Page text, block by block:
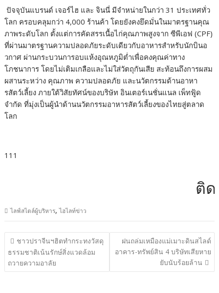
ปัจจุบันแบรนด์ เจอร์ไฮ และ จินนี่ มีจำหน่ายในกว่า 31 ประเทศทั่ว
โลก ครอบคลุมกว่า 4,000 ร้านค้า โดยยังคงยึดมั่นในมาตรฐานคุณ
ภาพระดับโลก ตั้งแต่การคัดสรรเนื้อไก่คุณภาพสูงจาก ซีพีเอฟ (CPF)
ที่ผ่านมาตรฐานความปลอดภัยระดับเดียวกับอาหารสำหรับนักบินอ
วกาศ ผ่านกระบวนการอบแห้งอุณหภูมิต่ำเพื่อคงคุณค่าทาง
โภชนาการ โดยไม่เติมเกลือและไม่ใส่วัตถุกันเสีย สะท้อนถึงการผสม
ผสานระหว่าง คุณภาพ ความปลอดภัย และนวัตกรรมด้านอาหา
รสัตว์เลี้ยง ภายใต้วิสัยทัศน์ของบริษัท อินเตอร์เนชั่นแนล เพ็ทฟู้ด
จำกัด ที่มุ่งเป็นผู้นำด้านนวัตกรรมอาหารสัตว์เลี้ยงของไทยสู่ตลาด
โลก
111
ติดต่
ไลฟ์สไตล์ผู้บริหาร,ไฮไลท์ข่าว
แนะแนว
เรื่อง
ชาวปราจีนฯฮิตทำกระทงวัสดุ
ธรรมชาติเน้นรักษ์สิ่งแวดล้อม
ถวายความอาลัย
ฝนถล่มเหมืองแม่เมาะดินสไลด์
อาคาร-ทรัพย์สิน 4 บริษัทเสียหาย
ยับนับร้อยล้าน